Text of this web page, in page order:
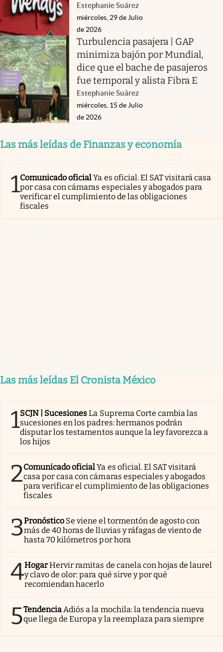
Estephanie Suárez
miércoles, 29 de Julio
de 2026
Turbulencia pasajera | GAP
minimiza bajón por Mundial,
dice que el bache de pasajeros
fue temporal y alista Fibra E
Estephanie Suárez
miércoles, 15 de Julio
de 2026
Las más leídas de Finanzas y economía
1Comunicado oficialYa es oficial. El SAT visitará casa
por casa con cámaras especiales y abogados para
verificar el cumplimiento de las obligaciones
fiscales
Las más leídas El Cronista México
1SCJN | SucesionesLa Suprema Corte cambia las
sucesiones en los padres: hermanos podrán
disputar los testamentos aunque la ley favorezca a
los hijos
2Comunicado oficialYa es oficial. El SAT visitará
casa por casa con cámaras especiales y abogados
para verificar el cumplimiento de las obligaciones
fiscales
3Pronóstico Se viene el tormentón de agosto con
más de 40 horas de lluvias y ráfagas de viento de
hasta 70 kilómetros por hora
4HogarHervir ramitas de canela con hojas de laurel
y clavo de olor: para qué sirve y por qué
recomiendan hacerlo
5TendenciaAdiós a la mochila: la tendencia nueva
que llega de Europa y la reemplaza para siempre